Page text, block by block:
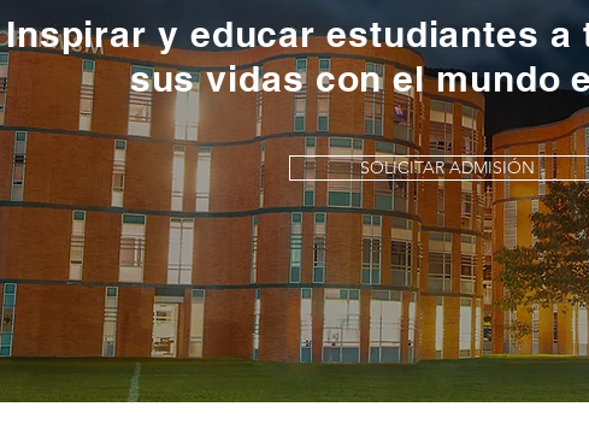
Inspirar y educar estudiantes a
sus vidas con el mundo
SOLICITAR ADMISIÓN